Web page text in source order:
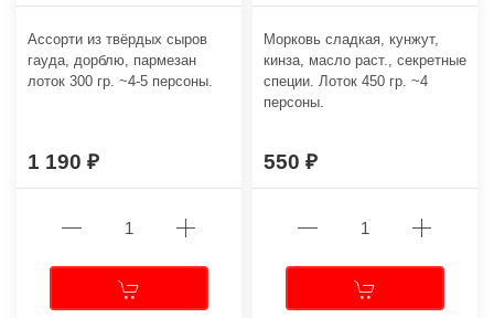
Ассорти из твёрдых сыров
гауда, дорблю, пармезан
лоток 300 гр. ~4-5 персоны.
1 190
Морковь сладкая, кунжут,
кинза, масло раст., секретные
специи. Лоток 450 гр. ~4
персоны.
550